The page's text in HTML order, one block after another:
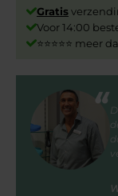
Gratis
Voor 14:00
⭐⭐⭐⭐⭐ meer